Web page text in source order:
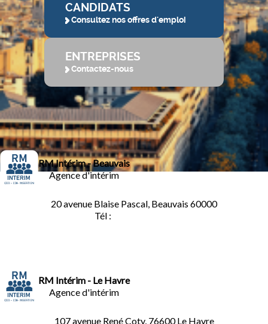
CANDIDATS
Consultez nos offres d'emploi
ENTREPRISES
Contactez-nous
RM Intérim - Beauvais
Agence d'intérim
20 avenue Blaise Pascal, Beauvais 60000
Tél :
RM Intérim - Le Havre
Agence d'intérim
107 avenue René Coty, 76600 Le Havre